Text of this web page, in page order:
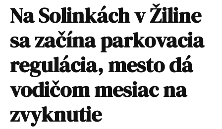
Na Solinkách v Žiline
sa začína parkovacia
regulácia, mesto dá
vodičom mesiac na
zvyknutie